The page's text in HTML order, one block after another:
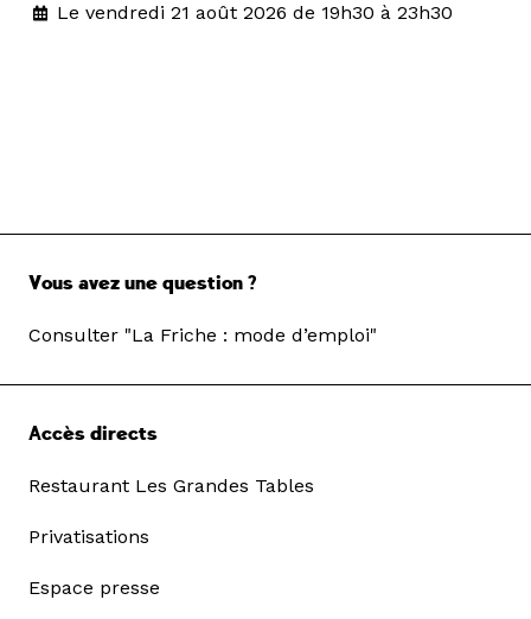
Le vendredi 21 août 2026 de 19h30 à 23h30
Vous avez une question ?
Consulter "La Friche : mode d’emploi"
Accès directs
Restaurant Les Grandes Tables
Privatisations
Espace presse